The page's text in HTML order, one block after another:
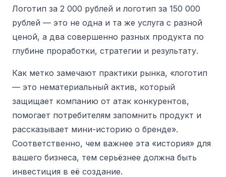
Логотип за 2 000 рублей и логотип за 150 000
рублей — это не одна и та же услуга с разной
ценой, а два совершенно разных продукта по
глубине проработки, стратегии и результату.
Как метко замечают практики рынка, «логотип
— это нематериальный актив, который
защищает компанию от атак конкурентов,
помогает потребителям запомнить продукт и
рассказывает мини-историю о бренде».
Соответственно, чем важнее эта «история» для
вашего бизнеса, тем серьёзнее должна быть
инвестиция в её создание.